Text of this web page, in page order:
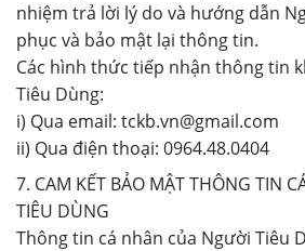
nhiệm trả lời lý do và hướng dẫn
phục và bảo mật lại thông tin.
Các hình thức tiếp nhận thông tin
Tiêu Dùng:
i) Qua email: tckb.vn@gmail.com
ii) Qua điện thoại: 0964.48.0404
7. CAM KẾT BẢO MẬT THÔNG TIN
TIÊU DÙNG
Thông tin cá nhân của Người Tiêu